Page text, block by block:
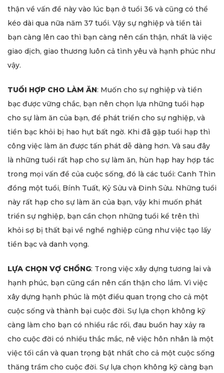
thận về vấn đề này vào lúc bạn ở tuổi 36 và cũng có thể
kéo dài qua nữa năm 37 tuổi. Vậy sự nghiệp và tiền tài
bạn càng lên cao thì bạn càng nên cẩn thận, nhất là việc
giao dịch, giao thương luôn cả tình yêu và hạnh phúc như
vậy.
TUỔI HỢP CHO LÀM ĂN: Muốn cho sự nghiệp và tiền
bạc được vững chắc, bạn nên chọn lựa những tuổi hạp
cho sự làm ăn của bạn, để phát triển cho sự nghiệp, và
tiền bạc khỏi bị hao hụt bất ngờ. Khi đã gặp tuổi hạp thì
công việc làm ăn được tấn phát dễ dàng hơn. Và sau đây
là những tuổi rất hạp cho sự làm ăn, hùn hạp hay hợp tác
trong mọi vấn đề của cuộc sống, đó là các tuổi: Canh Thìn
đồng một tuổi, Bính Tuất, Kỷ Sửu và Đinh Sửu. Những tuổi
này rất hạp cho sự làm ăn của bạn, vậy khi muốn phát
triển sự nghiệp, bạn cần chọn những tuổi kể trên thì
khỏi sợ bị thất bại về nghề nghiệp cũng như việc tạo lấy
tiền bạc và danh vọng.
LỰA CHỌN VỢ CHỒNG: Trong việc xây dựng tương lai và
hạnh phúc, bạn cũng cần nên cẩn thận cho lắm. Vì việc
xây dựng hạnh phúc là một điều quan trọng cho cả một
cuộc sống và thành bại cuộc đời. Sự lựa chọn không kỹ
càng làm cho bạn có nhiều rắc rối, đau buồn hay xảy ra
cho cuộc đời có nhiều thắc mắc, nê việc hôn nhân là một
việc tối cần và quan trọng bật nhất cho cả một cuộc sống
thăng trầm cho cuộc đời. Sự lựa chọn không kỹ càng bạn